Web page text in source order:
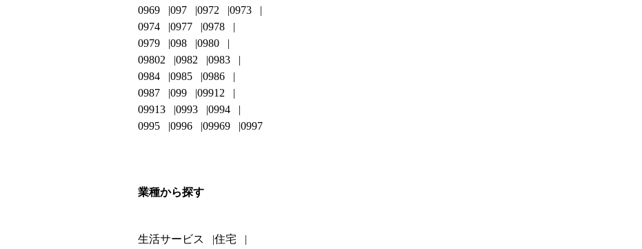
0969
097 0972
0973
0974
0977
0978
0979
098
0980
09802
0982
0983
0984
0985
0986
0987
099
09912
09913
0993
0994
0995
0996 09969 0997
業種から探す
生活サービス 住宅